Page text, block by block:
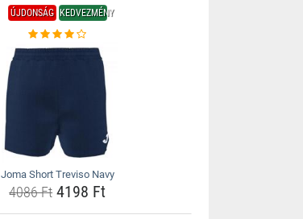
ÚJDONSÁG KEDVEZMÉNY
Joma Short Treviso Navy
4086 Ft 4198 Ft